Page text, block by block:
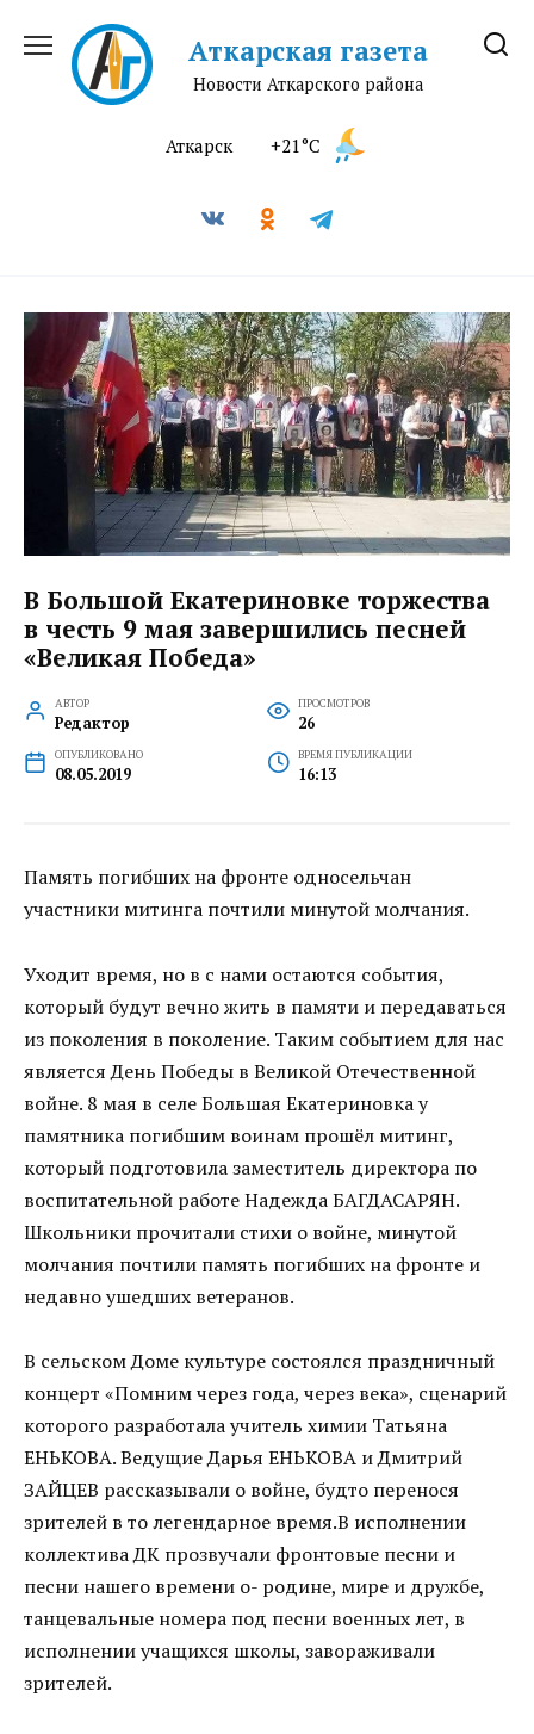
содержанию
Аткарская газета
Новости Аткарского района
Аткарск +21°C
В Большой Екатериновке торжества
в честь 9 мая завершились песней
«Великая Победа»
АВТОР
Редактор
ПРОСМОТРОВ
26
ОПУБЛИКОВАНО
08.05.2019
ВРЕМЯ ПУБЛИКАЦИИ
16:13
Память погибших на фронте односельчан
участники митинга почтили минутой молчания.
Уходит время, но в с нами остаются события,
который будут вечно жить в памяти и передаваться
из поколения в поколение. Таким событием для нас
является День Победы в Великой Отечественной
войне. 8 мая в селе Большая Екатериновка у
памятника погибшим воинам прошёл митинг,
который подготовила заместитель директора по
воспитательной работе Надежда БАГДАСАРЯН.
Школьники прочитали стихи о войне, минутой
молчания почтили память погибших на фронте и
недавно ушедших ветеранов.
В сельском Доме культуре состоялся праздничный
концерт «Помним через года, через века», сценарий
которого разработала учитель химии Татьяна
ЕНЬКОВА. Ведущие Дарья ЕНЬКОВА и Дмитрий
ЗАЙЦЕВ рассказывали о войне, будто перенося
зрителей в то легендарное время.В исполнении
коллектива ДК прозвучали фронтовые песни и
песни нашего времени о- родине, мире и дружбе,
танцевальные номера под песни военных лет, в
исполнении учащихся школы, завораживали
зрителей.